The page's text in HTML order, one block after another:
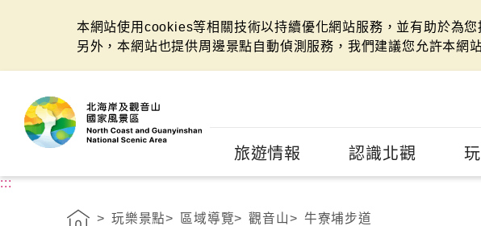
本網站使用cookies等相關技術以持續優化網站服務，並有助於為
另外，本網站也提供周邊景點自動偵測服務，我們建議您允許本網
旅遊情報 認識北觀
:::
玩樂景點 區域導覽 觀音山 牛寮埔步道